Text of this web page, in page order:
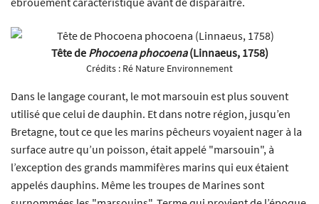
Tête de Phocoena phocoena(Linnaeus, 1758)
Crédits : Ré Nature Environnement
Dans le langage courant, le mot marsouin est plus souvent
utilisé que celui de dauphin. Et dans notre région, jusqu’en
Bretagne, tout ce que les marins pêcheurs voyaient nager à la
surface autre qu’un poisson, était appelé "marsouin", à
l’exception des grands mammifères marins qui eux étaient
appelés dauphins. Même les troupes de Marines sont